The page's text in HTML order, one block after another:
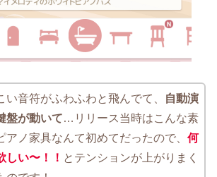
い音符がふわふわと飛んでて、
自動演
盤が動いて…リリース当時はこんな素
アノ家具なんて初めてだったので、 何
しい〜！！ とテンションが上がりまく